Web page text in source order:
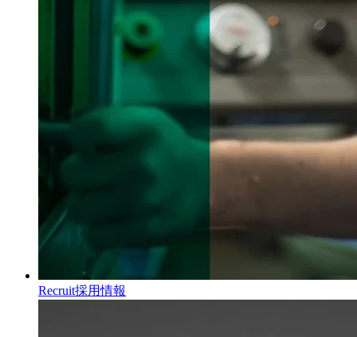
Recruit採用情報